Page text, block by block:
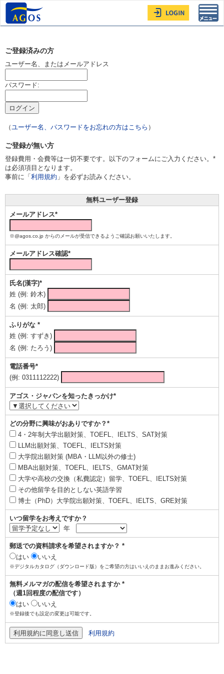
ご登録済みの方
ユーザー名、またはメールアドレス
パスワード:
（ユーザー名、パスワードをお忘れの方はこちら ）
ご登録が無い方
登録費用・会費等は一切不要です。以下のフォームにご入力ください。*
は必須項目となります。
事前に「 利用規約 」を必ずお読みください。
無料ユーザー登録
メールアドレス*
※@agos.co.jp からのメールが受信できるようご確認お願いいたします。
メールアドレス確認*
氏名(漢字)*
姓 (例: 鈴木)
名 (例: 太郎)
ふりがな *
姓 (例: すずき)
名 (例: たろう)
電話番号*
(例: 0311112222)
アゴス・ジャパンを知ったきっかけ*
どの分野に興味がおありですか？*
4・2年制大学出願対策、TOEFL、IELTS、SAT対策
LLM出願対策、TOEFL、IELTS対策
大学院出願対策 (MBA・LLM以外の修士)
MBA出願対策、TOEFL、IELTS、GMAT対策
大学や高校の交換（私費認定）留学、TOEFL、IELTS対策
その他留学を目的としない英語学習
博士（PhD）大学院出願対策、TOEFL、IELTS、GRE対策
いつ留学をお考えですか？
年
郵送での資料請求を希望されますか？ *
はい
いいえ
※デジタルカタログ（ダウンロード版）をご希望の方はいいえのままお進みください。
無料メルマガの配信を希望されますか *
（週1回程度の配信です）
はい
いいえ
※登録後でも設定の変更は可能です。
利用規約